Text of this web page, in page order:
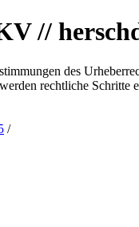
//
des
rechtliche Schritte
/